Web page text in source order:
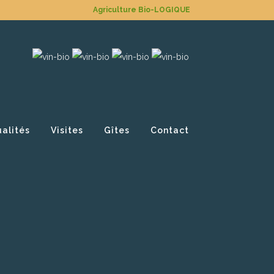
Agriculture Bio-LOGIQUE
Visites Gîtes Contact